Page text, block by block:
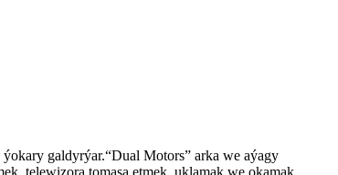
galdyrýar.“Dual Motors” arka we aýagy
telewizora tomaşa etmek, uklamak we okamak